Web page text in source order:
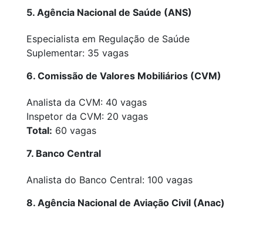
5. Agência Nacional de Saúde (ANS)
Especialista em Regulação de Saúde
Suplementar: 35 vagas
6. Comissão de Valores Mobiliários (CVM)
Analista da CVM: 40 vagas
Inspetor da CVM: 20 vagas
Total: 60 vagas
7. Banco Central
Analista do Banco Central: 100 vagas
8. Agência Nacional de Aviação Civil (Anac)